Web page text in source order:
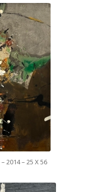
2014 – 25 X 56